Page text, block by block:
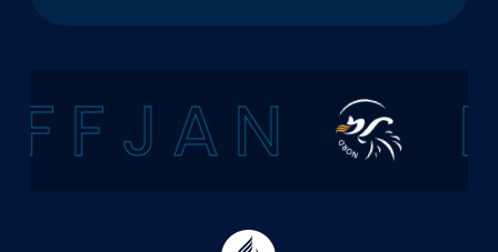
F F J A N